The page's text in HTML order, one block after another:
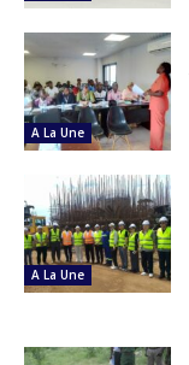
A La Une
A La Une